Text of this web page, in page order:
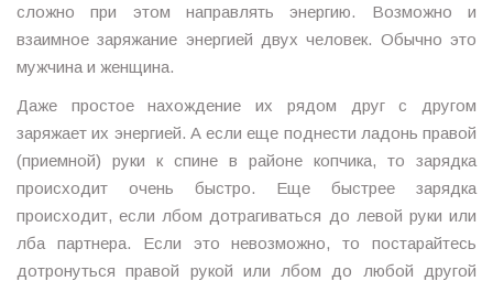
сложно при этом направлять энергию. Возможно и
взаимное заряжание энергией двух человек. Обычно это
мужчина и женщина.
Даже простое нахождение их рядом друг с другом
заряжает их энергией. А если еще поднести ладонь правой
(приемной) руки к спине в районе копчика, то зарядка
происходит очень быстро. Еще быстрее зарядка
происходит, если лбом дотрагиваться до левой руки или
лба партнера. Если это невозможно, то постарайтесь
дотронуться правой рукой или лбом до любой другой